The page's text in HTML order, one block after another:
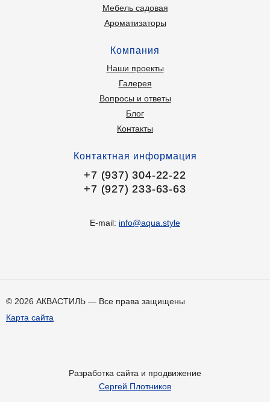
Мебель садовая
Ароматизаторы
Компания
Наши проекты
Галерея
Вопросы и ответы
Блог
Контакты
Контактная информация
+7 (937) 304-22-22
+7 (927) 233-63-63
E-mail: info@aqua.style
© 2026 АКВАСТИЛЬ — Все права защищены
Карта сайта
Разработка сайта и продвижение
Сергей Плотников